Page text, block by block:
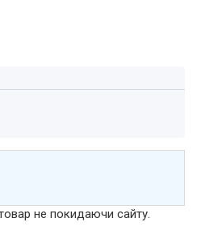
не покидаючи сайту.